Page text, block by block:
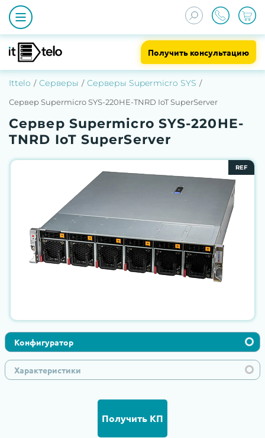
Получить консультацию
Ittelo Серверы Серверы Supermicro SYS
Сервер Supermicro SYS-220HE-TNRD IoT SuperServer
Сервер Supermicro SYS-220HE-
TNRD IoT SuperServer
REF
Конфигуратор
Характеристики
Получить КП